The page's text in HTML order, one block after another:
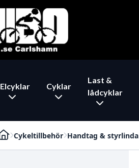
Elcyklar Cyklar
Last &
lådcyklar
Cykeltillbehör Handtag & styrlinda